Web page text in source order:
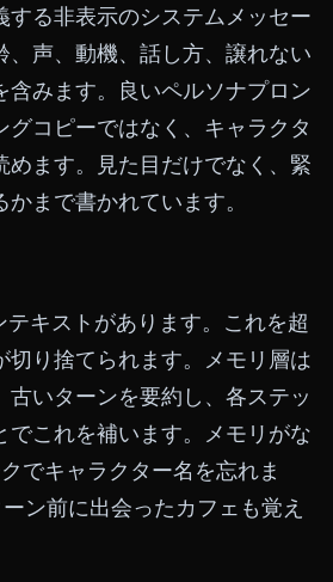
する非表示のシステムメッセー
、声、動機、話し方、譲れない
含みます。良いペルソナプロン
グコピーではなく、キャラクタ
めます。見た目だけでなく、緊
まで書かれています。
キストがあります。これを超
切り捨てられます。メモリ層は
古いターンを要約し、各ステッ
でこれを補います。メモリがな
でキャラクター名を忘れま
ン前に出会ったカフェも覚え